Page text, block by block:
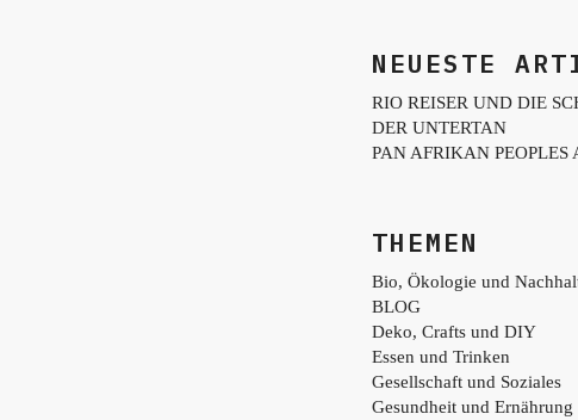
NEUESTE
RIO REISER UND DIE
DER UNTERTAN
PAN AFRIKAN PEOPLES
THEMEN
Bio, Ökologie und
BLOG
Deko, Crafts und DIY
Essen und Trinken
Gesellschaft und Soziales
Gesundheit und Ernährung